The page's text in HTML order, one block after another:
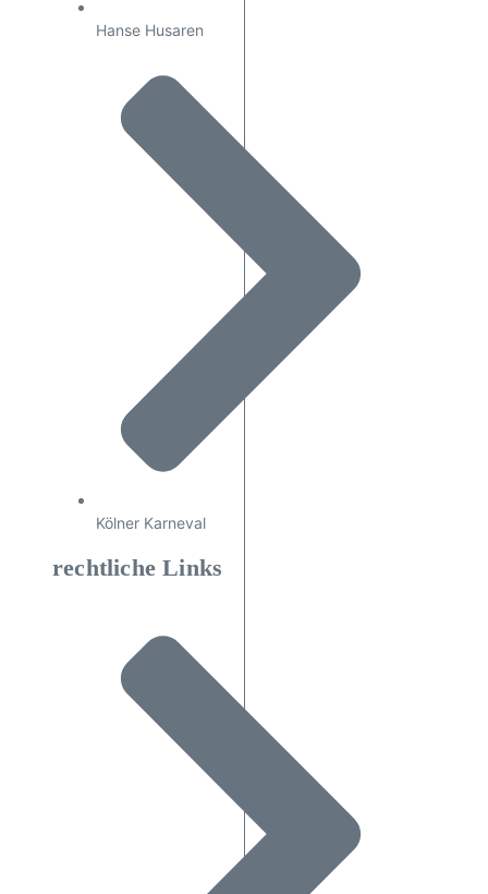
Hanse Husaren
Kölner Karneval
rechtliche Links